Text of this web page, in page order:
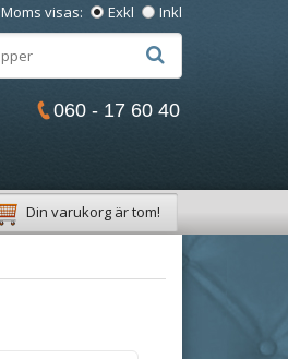
060 - 17 60 40
Moms visas: Exkl Inkl
Din varukorg är tom!